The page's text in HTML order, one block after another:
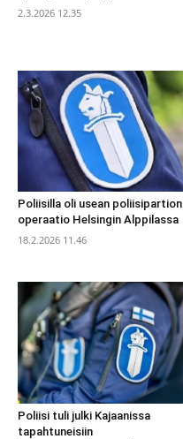
2.3.2026 12.35
Poliisilla oli usean poliisipartion
operaatio Helsingin Alppilassa
18.2.2026 11.46
Poliisi tuli julki Kajaanissa
tapahtuneisiin